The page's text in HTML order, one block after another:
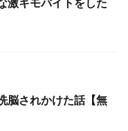
脳されかけた話【無